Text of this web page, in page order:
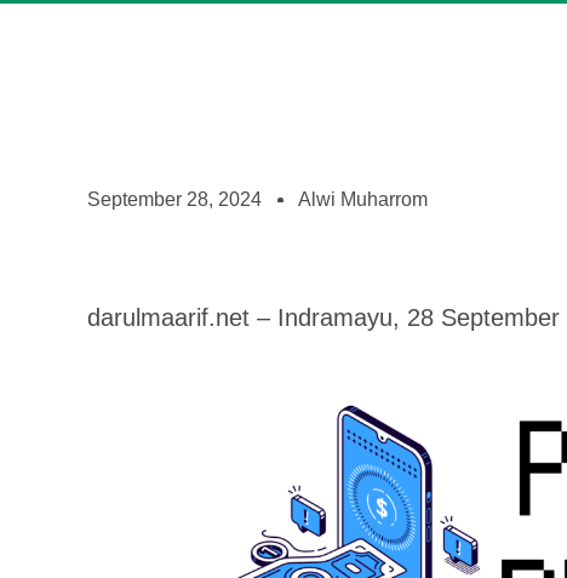
September 28, 2024 Alwi Muharrom
darulmaarif.net – Indramayu, 28